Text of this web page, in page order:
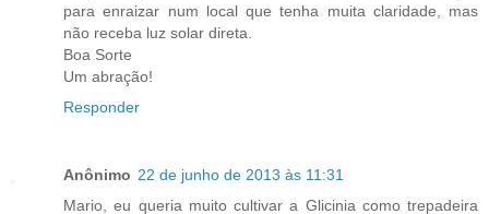
para enraizar num local que tenha muita claridade, mas
não receba luz solar direta.
Boa Sorte
Um abração!
Responder
Anônimo 22 de junho de 2013 às 11:31
Mario, eu queria muito cultivar a Glicinia como trepadeira